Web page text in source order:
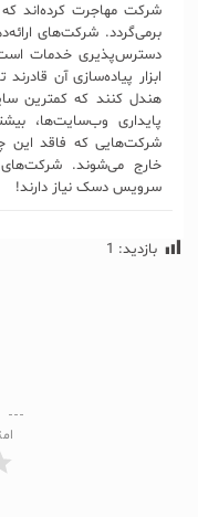
برمی‌گردد. شرکت‌های
ابزار پیاده‌سازی آن
هندل کنند که کمترین
پایداری وب‌سایت‌ها،
شرکت‌هایی که فاقد این
خارج می‌شوند. شرکت‌های
سرویس دسک نیاز دارند!
بازدید: 1